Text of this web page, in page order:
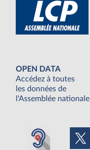
OPEN DATA
Accédez à toutes
les données de
l'Assemblée nationale